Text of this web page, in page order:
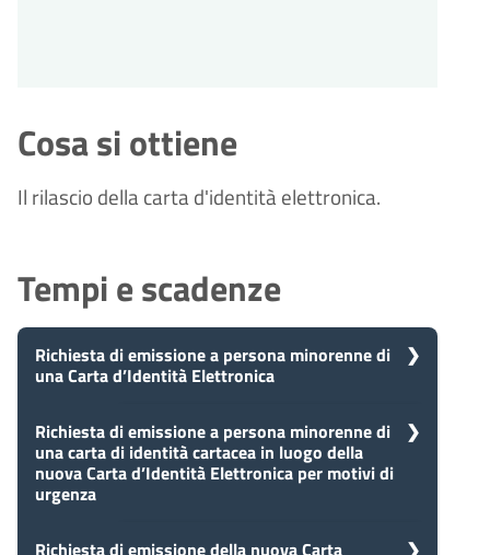
Cosa si ottiene
Il rilascio della carta d'identità elettronica.
Tempi e scadenze
Richiesta di emissione a persona minorenne di
una Carta d’Identità Elettronica
5
giorni
Presa in carico
Dopo aver presentato la tua
richiesta, il comune avvia il
Richiesta di emissione a persona minorenne di
una carta di identità cartacea in luogo della
nuova Carta d’Identità Elettronica per motivi di
urgenza
Richiesta di emissione della nuova Carta